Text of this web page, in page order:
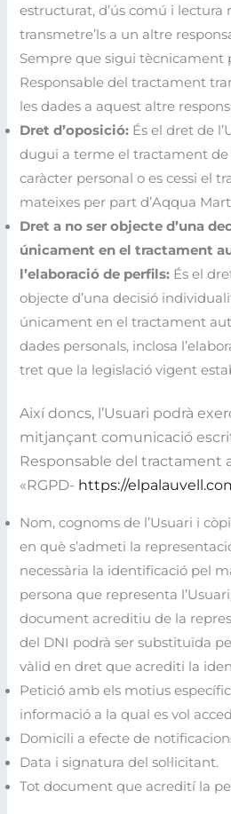
estructurat, d’ús comú i lectura
transmetre’ls a un altre
Sempre que sigui tècnicament
Responsable del tractament
les dades a aquest altre
Dret d’oposició: És el dret de
dugui a terme el tractament de
caràcter personal o es cessi el
mateixes per part d’Aqqua
Dret a no ser objecte d’una
únicament en el tractament
l’elaboració de perfils: És el
objecte d’una decisió
únicament en el tractament
dades personals, inclosa
tret que la legislació vigent
Així doncs, l’Usuari podrà
mitjançant comunicació
Responsable del tractament
«RGPD- https://
Nom, cognoms de l’Usuari i
en què s’admeti la
necessària la identificació pel
persona que representa
document acreditiu de la
del DNI podrà ser substituïda
vàlid en dret que acrediti la
Petició amb els motius
informació a la qual es vol
Domicili a efecte de
Data i signatura del sol·licitant.
Tot document que acredití la